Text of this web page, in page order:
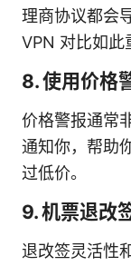
理商协议都会
VPN 对比如此
8. 使用价格
价格警报通常
通知你，帮助
过低价。
9. 机票退改
退改签灵活性